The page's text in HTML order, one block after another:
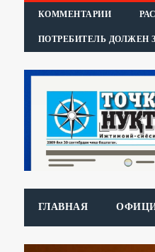
КОММЕНТАРИИ
ПОТРЕБИТЕЛЬ ДОЛЖЕН
ГЛАВНАЯ